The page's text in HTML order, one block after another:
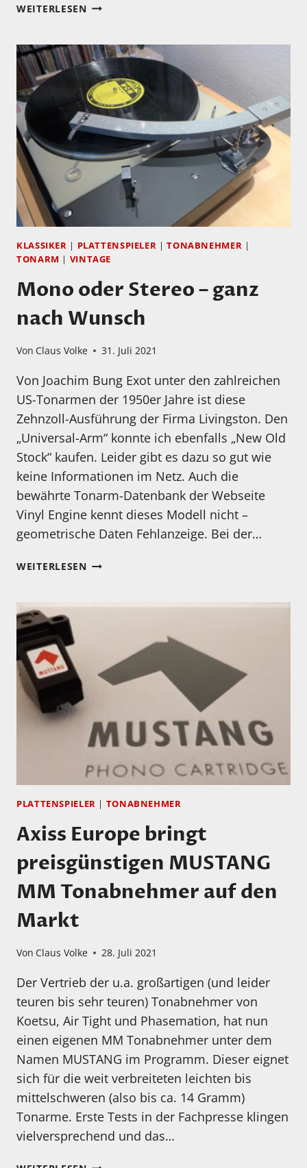
WEITERLESENPHASEMATION
GÜNSTIGEN
TONABNEHMER
PP-
200
KLASSIKER | PLATTENSPIELER |TONABNEHMER |
TONARM | VINTAGE
Mono oder Stereo – ganz
nach Wunsch
Von Claus Volke 31. Juli 2021
Von Joachim Bung Exot unter den zahlreichen
US-Tonarmen der 1950er Jahre ist diese
Zehnzoll-Ausführung der Firma Livingston. Den
„Universal-Arm“ konnte ich ebenfalls „New Old
Stock“ kaufen. Leider gibt es dazu so gut wie
keine Informationen im Netz. Auch die
bewährte Tonarm-Datenbank der Webseite
Vinyl Engine kennt dieses Modell nicht –
geometrische Daten Fehlanzeige. Bei der…
WEITERLESENMONO
–
WUNSCH
PLATTENSPIELER | TONABNEHMER
Axiss Europe bringt
preisgünstigen MUSTANG
MM Tonabnehmer auf den
Markt
Von Claus Volke 28. Juli 2021
Der Vertrieb der u.a. großartigen (und leider
teuren bis sehr teuren) Tonabnehmer von
Koetsu, Air Tight und Phasemation, hat nun
einen eigenen MM Tonabnehmer unter dem
Namen MUSTANG im Programm. Dieser eignet
sich für die weit verbreiteten leichten bis
mittelschweren (also bis ca. 14 Gramm)
Tonarme. Erste Tests in der Fachpresse klingen
vielversprechend und das…
AXISS